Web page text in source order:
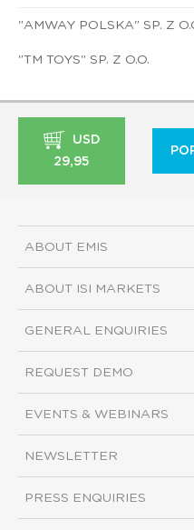
"AMWAY POLSKA" SP. Z
"TM TOYS" SP. Z O.O.
USD
29,95
ABOUT EMIS
ABOUT ISI MARKETS
GENERAL ENQUIRIES
REQUEST DEMO
EVENTS & WEBINARS
NEWSLETTER
PRESS ENQUIRIES